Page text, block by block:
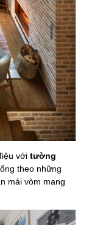
với tường
theo những
mái vòm mang